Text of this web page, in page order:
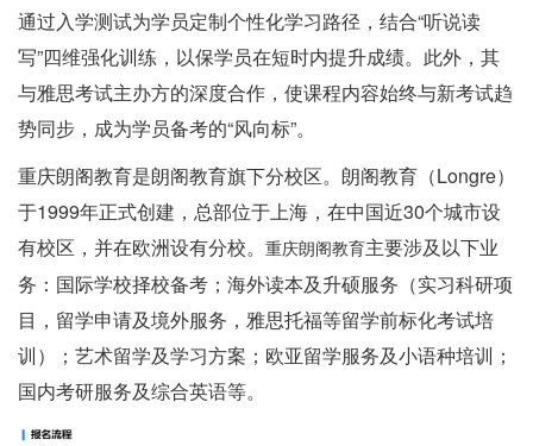
通过入学测试为学员定制个性化学习路径，结合“听说读
写”四维强化训练，以保学员在短时内提升成绩。此外，其
与雅思考试主办方的深度合作，使课程内容始终与新考试趋
势同步，成为学员备考的“风向标”。
重庆朗阁教育是朗阁教育旗下分校区。朗阁教育（Longre）
于1999年正式创建，总部位于上海，在中国近30个城市设
有校区，并在欧洲设有分校。
重庆朗阁教育主要涉及以下业
务：国际学校择校备考；海外读本及升硕服务（实习科研项
目，留学申请及境外服务，雅思托福等留学前标化考试培
训）；艺术留学及学习方案；欧亚留学服务及小语种培训；
国内考研服务及综合英语等。